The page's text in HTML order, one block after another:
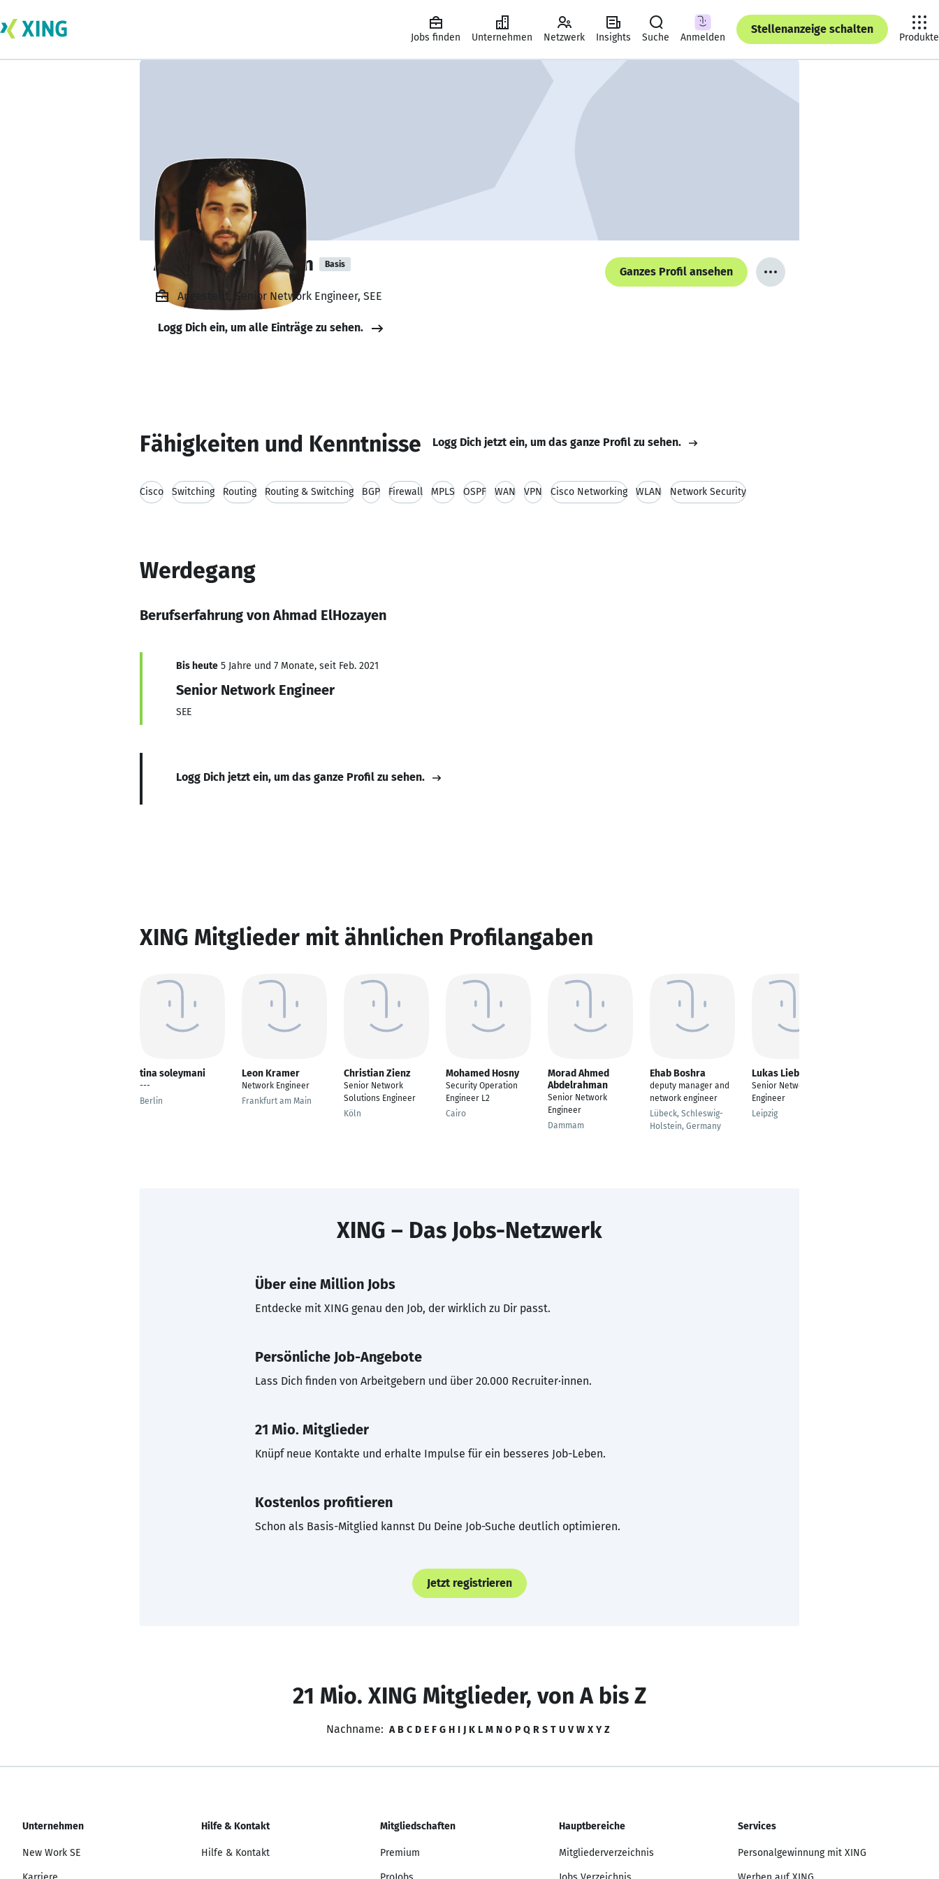
Jobs finden Unternehmen Netzwerk Insights Suche Anmelden
Stellenanzeige schalten
Produkte
Ahmad ElHozayen Basis
Ganzes Profil ansehen
Angestellt, Senior Network Engineer, SEE
Logg Dich ein, um alle Einträge zu sehen.
Fähigkeiten und Kenntnisse Logg Dich jetzt ein, um das ganze Profil zu sehen.
Cisco Switching Routing Routing & Switching BGP Firewall MPLS OSPF WAN VPN Cisco Networking WLAN Network Security
Werdegang
Berufserfahrung von Ahmad ElHozayen
Bis heute 5 Jahre und 7 Monate, seit Feb. 2021
Senior Network Engineer
SEE
Logg Dich jetzt ein, um das ganze Profil zu sehen.
XING Mitglieder mit ähnlichen Profilangaben
tina soleymani
---
Berlin
Leon Kramer
Network Engineer
Frankfurt am Main
Christian Zienz
Senior Network
Solutions Engineer
Köln
Mohamed Hosny
Security Operation
Engineer L2
Cairo
Morad Ahmed
Abdelrahman
Senior Network
Engineer
Dammam
Ehab Boshra
deputy manager and
network engineer
Lübeck, Schleswig-
Holstein, Germany
Lukas Liebig
Senior Network
Engineer
Leipzig
XING – Das Jobs-Netzwerk
Über eine Million Jobs
Entdecke mit XING genau den Job, der wirklich zu Dir passt.
Persönliche Job-Angebote
Lass Dich finden von Arbeitgebern und über 20.000 Recruiter·innen.
21 Mio. Mitglieder
Knüpf neue Kontakte und erhalte Impulse für ein besseres Job-Leben.
Kostenlos profitieren
Schon als Basis-Mitglied kannst Du Deine Job-Suche deutlich optimieren.
Jetzt registrieren
21 Mio. XING Mitglieder, von A bis Z
Nachname: A B C D E F G H I J K L M N O P Q R S T U V W X Y Z
Unternehmen
New Work SE
Hilfe & Kontakt
Hilfe & Kontakt
Mitgliedschaften
Premium
Hauptbereiche
Mitgliederverzeichnis
Services
Personalgewinnung mit XING